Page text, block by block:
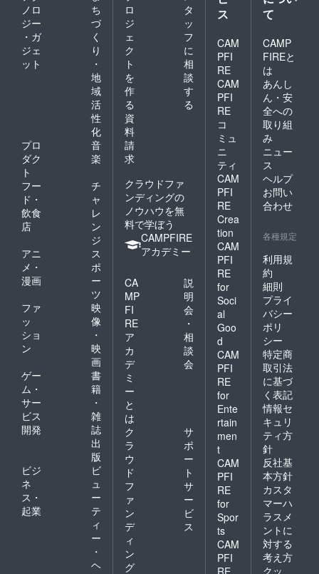
ノロ
ジー
・ガ
ジェ
ット
ち
づ
く
り
・
地
域
活
性
化
プロ
ダク
ト
音
楽
フー
ド・
飲食
店
チ
ャ
レ
ン
ジ
アニ
メ・
漫画
ス
ポ
ー
ツ
ファ
ッ
ショ
ン
映
像
・
映
画
ゲー
ム・
サー
ビス
開発
書
籍
・
雑
誌
出
版
ビジ
ネ
ス・
起業
ビ
ュ
ー
テ
ィ
ー
・
ヘ
ロ
ジ
ェ
ク
ト
を
作
る
タ
ッ
フ
に
相
談
す
る
資
料
請
求
クラウドファ
ンディングの
ノウハウを無
料で学ぼう
CAMPFIRE
アカデミー
CA
MP
FI
RE
ア
カ
デ
ミ
ー
と
は
説
明
会
・
相
談
会
ク
ラ
ウ
ド
フ
ァ
ン
デ
ィ
ン
グ
サ
ポ
ー
ト
サ
ー
ビ
ス
ス
CAM
PFI
RE
CAM
PFI
RE
コ
ミュ
ニ
ティ
CAM
PFI
RE
Crea
tion
CAM
PFI
RE
for
Soci
al
Goo
d
CAM
PFI
RE
for
Ente
rtain
men
t
CAM
PFI
RE
for
Spor
ts
CAM
PFI
て
CAMP
FIREと
は
あんし
ん・安
全への
取り組
み
ニュー
ス
ヘルプ
お問い
合わせ
各種規定
利用規
約
細則
プライ
バシー
ポリ
シー
特定商
取引法
に基づ
く表記
情報セ
キュリ
ティ方
針
反社基
本方針
カスタ
マーハ
ラスメ
ントに
対する
考え方
クッ